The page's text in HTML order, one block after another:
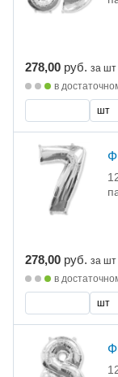
278,00 руб. за шт
в
278,00 руб. за шт
в